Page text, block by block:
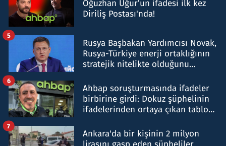
Oğuzhan Uğur’un ifadesi ilk kez
Diriliş Postası'nda!
Rusya Başbakan Yardımcısı Novak,
Rusya-Türkiye enerji ortaklığının
stratejik nitelikte olduğunu
5
Ahbap soruşturmasında ifadeler
birbirine girdi: Dokuz şüphelinin
ifadelerinden ortaya çıkan tablo
6
Ankara'da bir kişinin 2 milyon
7